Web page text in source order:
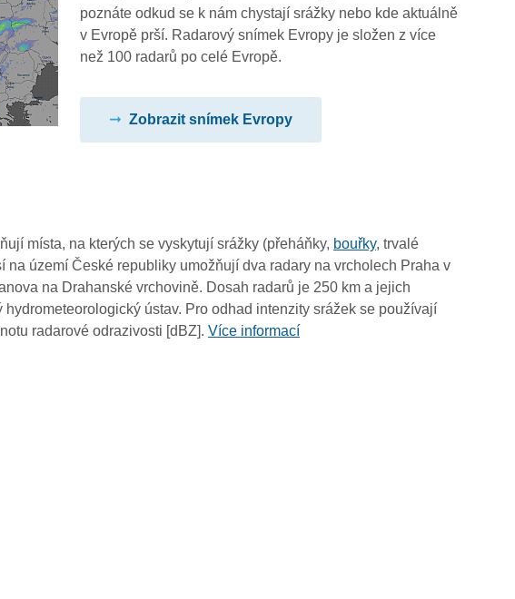
02:25
02:15
00:35
00:25
00:15
00:05
poznáte odkud se k nám chystají srážky nebo kde aktuálně
v Evropě prší. Radarový snímek Evropy je složen z více
než 100 radarů po celé Evropě.
Zobrazit snímek Evropy
místa, na kterých se vyskytují srážky (přeháňky, bouřky, trvalé
na území České republiky umožňují dva radary na vrcholech Praha v
na Drahanské vrchovině. Dosah radarů je 250 km a jejich
hydrometeorologický ústav. Pro odhad intenzity srážek se používají
radarové odrazivosti [dBZ].Více informací